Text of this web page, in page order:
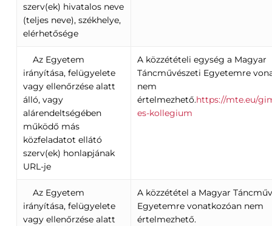
szerv(ek) hivatalos neve
(teljes neve), székhelye,
elérhetősége
Az Egyetem
irányítása, felügyelete
vagy ellenőrzése alatt
álló, vagy
alárendeltségében
működő más
közfeladatot ellátó
szerv(ek) honlapjának
URL-je
A közzétételi egység a Magyar
Táncművészeti Egyetemre
nem
értelmezhető.https://mte.eu/
es-kollegium
Az Egyetem
irányítása, felügyelete
vagy ellenőrzése alatt
A közzététel a Magyar
Egyetemre vonatkozóan nem
értelmezhető.